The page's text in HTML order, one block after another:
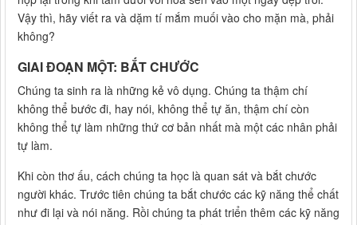
Vậy thì, hãy viết ra và dặm tí mắm muối vào cho mặn mà, phải
không?
GIAI ĐOẠN MỘT: BẮT CHƯỚC
Chúng ta sinh ra là những kẻ vô dụng. Chúng ta thậm chí
không thể bước đi, hay nói, không thể tự ăn, thậm chí còn
không thể tự làm những thứ cơ bản nhất mà một các nhân phải
tự làm.
Khi còn thơ ấu, cách chúng ta học là quan sát và bắt chước
người khác. Trước tiên chúng ta bắt chước các kỹ năng thể chất
như đi lại và nói năng. Rồi chúng ta phát triển thêm các kỹ năng